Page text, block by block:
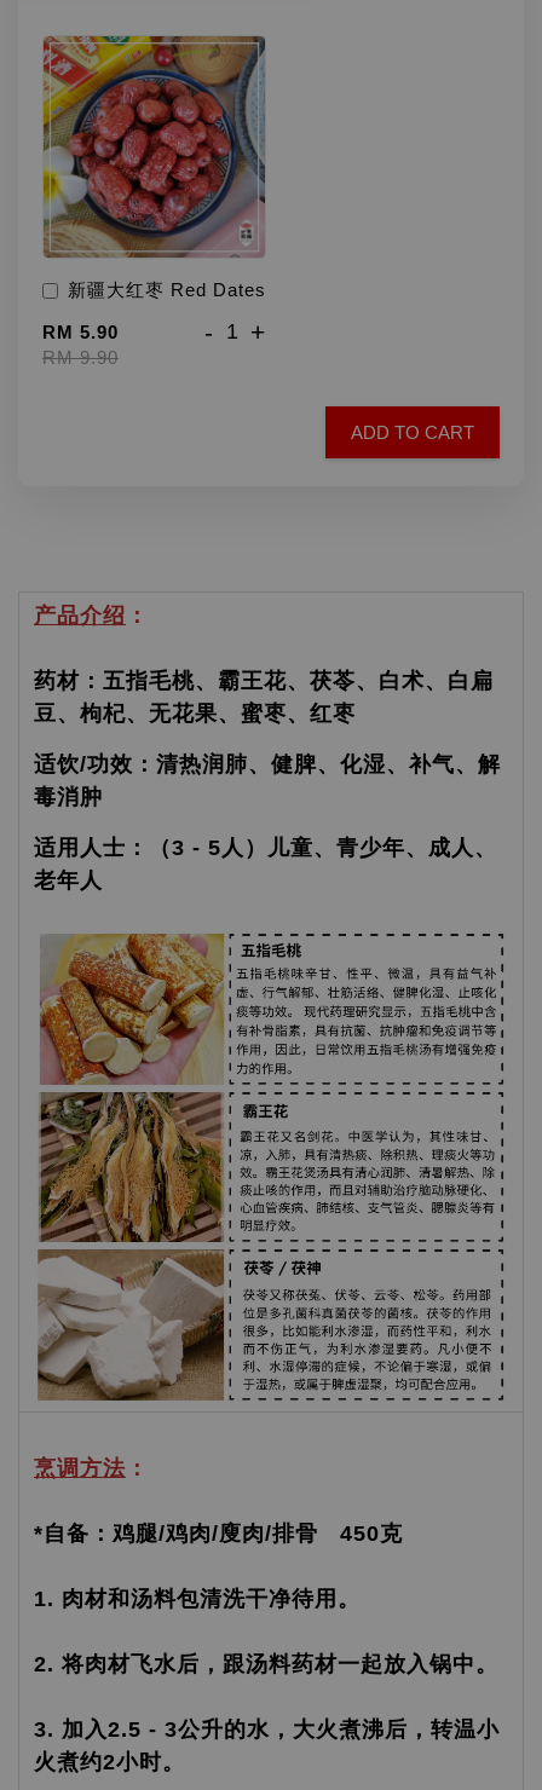
新疆大红枣 Red Dates
RM 5.90
RM 9.90
- +
ADD TO CART
产品介绍 ：
药材：五指毛桃、霸王花、茯苓、白术、白扁
豆、枸杞、无花果、蜜枣、红枣
适饮/功效：清热润肺、健脾、化湿、补气、解
毒消肿
适用人士：（3 - 5人）儿童、青少年、成人、
老年人
烹调方法 ：
*自备：鸡腿/鸡肉/廋肉/排骨 450克
1. 肉材和汤料包清洗干净待用。
2. 将肉材飞水后，跟汤料药材一起放入锅中。
3. 加入2.5 - 3公升的水，大火煮沸后，转温小
火煮约2小时。